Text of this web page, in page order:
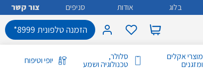
בלוג אודות סניפים צור קשר
הזמנה טלפונית 8999*
מוצרי אקלים
ומזגנים
סלולר,
טכנולוגיה ושמע יופי וטיפוח